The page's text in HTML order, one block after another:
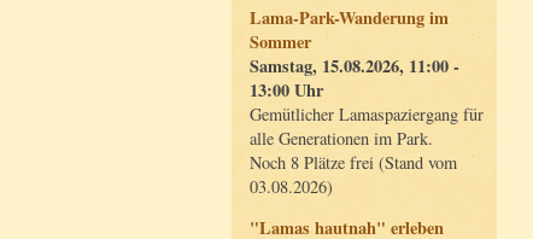
Lama-Park-Wanderung im
Sommer
Samstag, 15.08.2026, 11:00 -
13:00 Uhr
Gemütlicher Lamaspaziergang für
alle Generationen im Park.
Noch 8 Plätze frei (Stand vom
03.08.2026)
"Lamas hautnah" erleben